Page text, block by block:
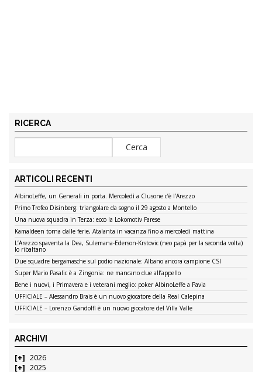
RICERCA
ARTICOLI RECENTI
AlbinoLeffe, un Generali in porta. Mercoledì a Clusone c’è l’Arezzo
Primo Trofeo Disinberg: triangolare da sogno il 29 agosto a Montello
Una nuova squadra in Terza: ecco la Lokomotiv Farese
Kamaldeen torna dalle ferie, Atalanta in vacanza fino a mercoledì mattina
L’Arezzo spaventa la Dea, Sulemana-Ederson-Krstovic (neo papà per la seconda volta)
lo ribaltano
Due squadre bergamasche sul podio nazionale: Albano ancora campione CSI
Super Mario Pasalic è a Zingonia: ne mancano due all’appello
Bene i nuovi, i Primavera e i veterani meglio: poker AlbinoLeffe a Pavia
UFFICIALE – Alessandro Brais è un nuovo giocatore della Real Calepina
UFFICIALE – Lorenzo Gandolfi è un nuovo giocatore del Villa Valle
ARCHIVI
2026
2025